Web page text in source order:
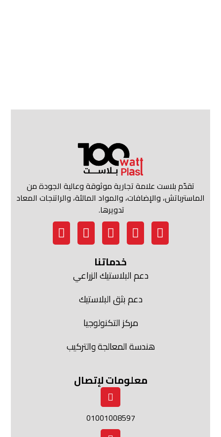
تقدّم بلاست علامة تجارية موثوقة وعالية الجودة من
الماسترباتش، والإضافات، والمواد المالئة، والراتنجات المعاد
تدويرها.
خدماتنا
دعم البلاستيك الزراعي
دعم بثق البلاستيك
مركز التكنولوجيا
هندسة المعالجة والتركيب
معلومات لإتصال
01001008597